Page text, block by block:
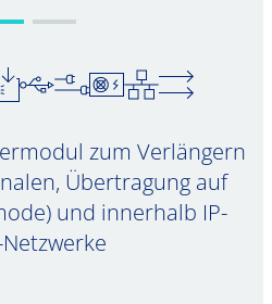
zum Verlängern
Übertragung auf
und innerhalb IP-